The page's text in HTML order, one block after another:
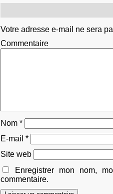
Votre adresse e-mail ne sera
Nom *
E-mail *
Site web
Enregistrer mon nom,
commentaire.